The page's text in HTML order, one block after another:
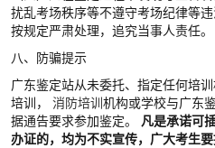
扰乱考场秩序等不遵守考场纪律等
按规定严肃处理，追究当事人责任。
八、防骗提示
广东鉴定站从未委托、指定任何培
培训， 消防培训机构或学校与广东
据通告要求参加鉴定。 凡是承诺可
办证的，均为不实宣传，广大考生要